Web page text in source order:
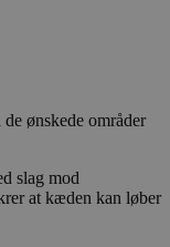
ønskede områder
slag mod
at kæden kan løber